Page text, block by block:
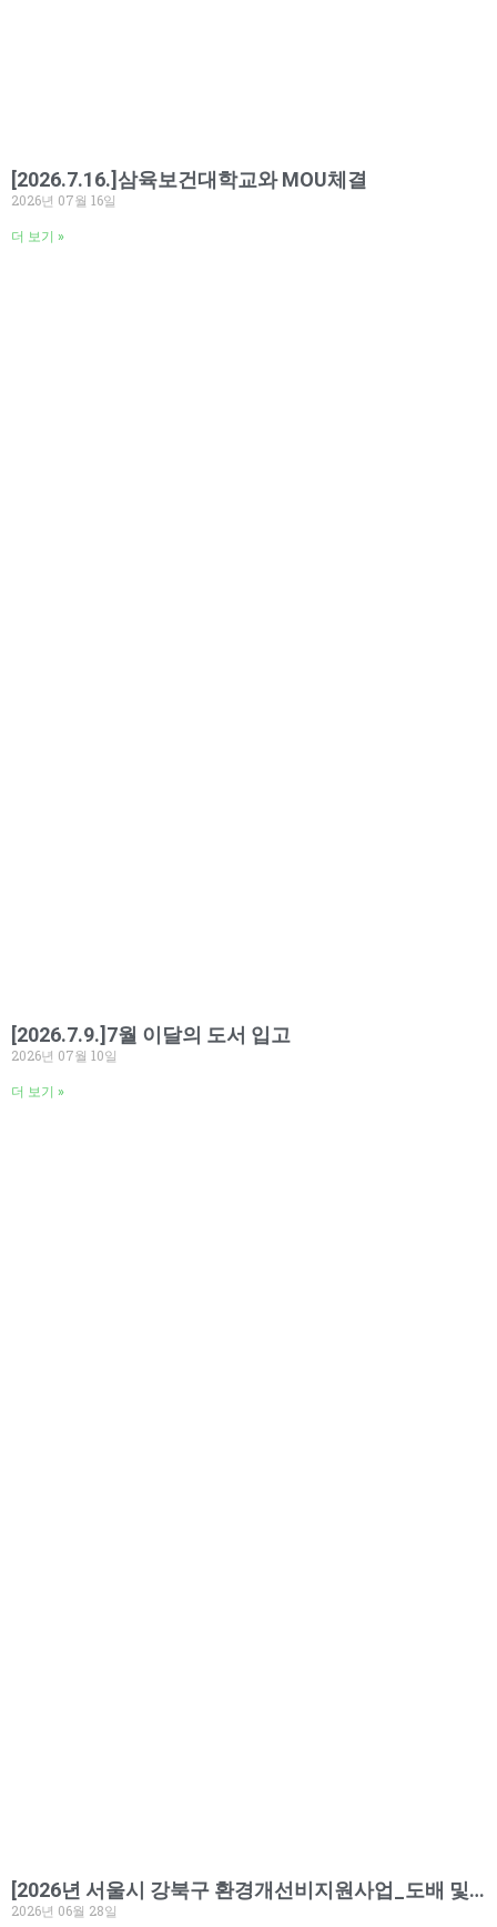
[2026.7.16.]삼육보건대학교와 MOU체결
2026년 07월 16일
더 보기 »
[2026.7.9.]7월 이달의 도서 입고
2026년 07월 10일
더 보기 »
[2026년 서울시 강북구 환경개선비지원사업_도배 및 전기 보수 공사 완료]
2026년 06월 28일